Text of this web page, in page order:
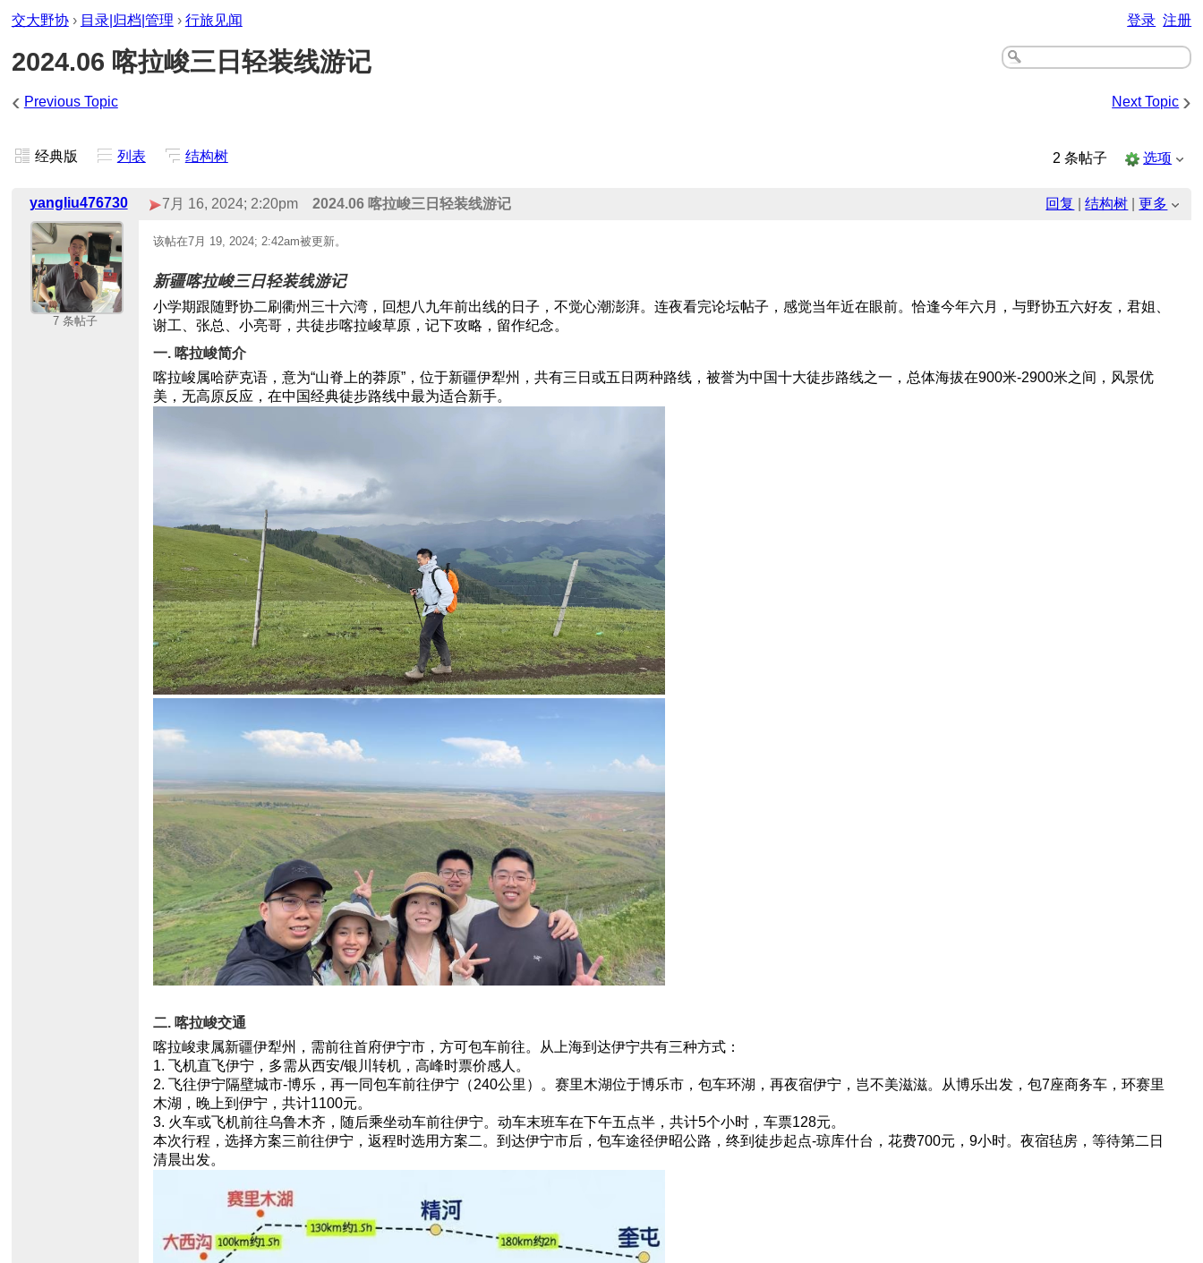
交大野协 › 目录|归档|管理 › 行旅见闻 登录 注册
2024.06 喀拉峻三日轻装线游记
‹ Previous Topic Next Topic ›
经典版 列表 结构树 2 条帖子 选项
yangliu476730 回复 |结构树 |更多
7月 16, 2024; 2:20pm 2024.06 喀拉峻三日轻装线游记
7 条帖子
该帖在7月 19, 2024; 2:42am被更新。
新疆喀拉峻三日轻装线游记
小学期跟随野协二刷衢州三十六湾，回想八九年前出线的日子，不觉心潮澎湃。连夜看完论坛帖子，感觉当年近在眼前。恰逢今年六月，与野协五六好友，君姐、
谢工、张总、小亮哥，共徒步喀拉峻草原，记下攻略，留作纪念。
一. 喀拉峻简介
喀拉峻属哈萨克语，意为“山脊上的莽原”，位于新疆伊犁州，共有三日或五日两种路线，被誉为中国十大徒步路线之一，总体海拔在900米-2900米之间，风景优
美，无高原反应，在中国经典徒步路线中最为适合新手。
二. 喀拉峻交通
喀拉峻隶属新疆伊犁州，需前往首府伊宁市，方可包车前往。从上海到达伊宁共有三种方式：
1. 飞机直飞伊宁，多需从西安/银川转机，高峰时票价感人。
2. 飞往伊宁隔壁城市-博乐，再一同包车前往伊宁（240公里）。赛里木湖位于博乐市，包车环湖，再夜宿伊宁，岂不美滋滋。从博乐出发，包7座商务车，环赛里
木湖，晚上到伊宁，共计1100元。
3. 火车或飞机前往乌鲁木齐，随后乘坐动车前往伊宁。动车末班车在下午五点半，共计5个小时，车票128元。
本次行程，选择方案三前往伊宁，返程时选用方案二。到达伊宁市后，包车途径伊昭公路，终到徒步起点-琼库什台，花费700元，9小时。夜宿毡房，等待第二日
清晨出发。